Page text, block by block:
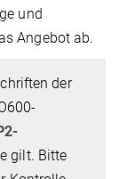
und
Angebot ab.
der
gilt. Bitte